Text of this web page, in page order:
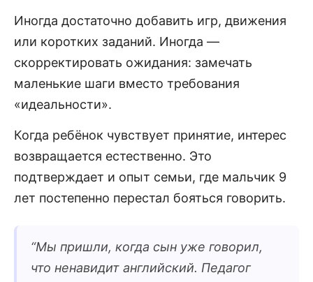
Иногда достаточно добавить игр, движения
или коротких заданий. Иногда —
скорректировать ожидания: замечать
маленькие шаги вместо требования
«идеальности».
Когда ребёнок чувствует принятие, интерес
возвращается естественно. Это
подтверждает и опыт семьи, где мальчик 9
лет постепенно перестал бояться говорить.
“Мы пришли, когда сын уже говорил,
что ненавидит английский. Педагог